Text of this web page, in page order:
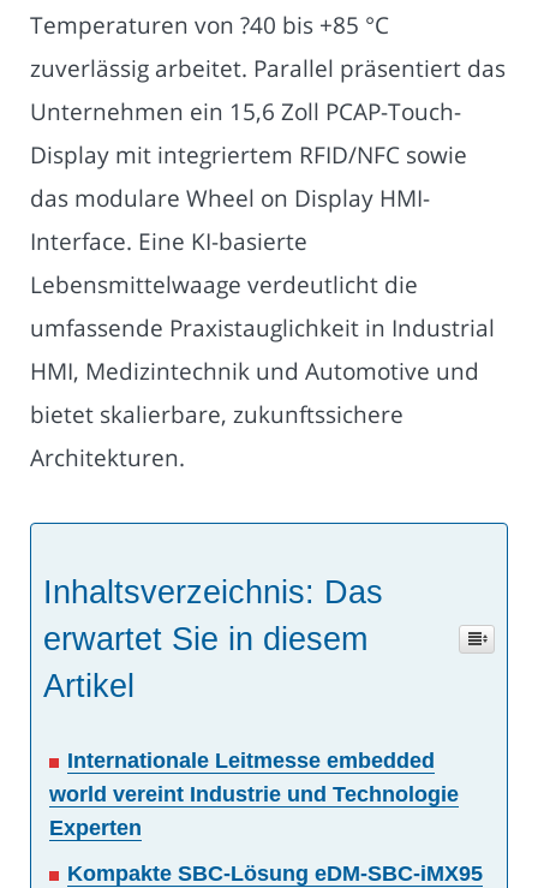
Temperaturen von ?40 bis +85 °C
zuverlässig arbeitet. Parallel präsentiert das
Unternehmen ein 15,6 Zoll PCAP-Touch-
Display mit integriertem RFID/NFC sowie
das modulare Wheel on Display HMI-
Interface. Eine KI-basierte
Lebensmittelwaage verdeutlicht die
umfassende Praxistauglichkeit in Industrial
HMI, Medizintechnik und Automotive und
bietet skalierbare, zukunftssichere
Architekturen.
Inhaltsverzeichnis: Das
erwartet Sie in diesem
Artikel
Internationale Leitmesse embedded
world vereint Industrie und Technologie
Experten
Kompakte SBC-Lösung eDM-SBC-iMX95